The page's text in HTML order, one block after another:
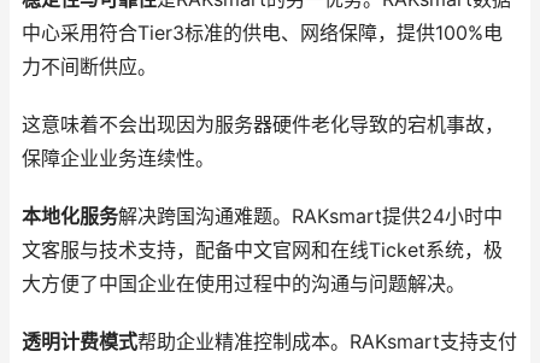
中心采用符合Tier3标准的供电、网络保障，提供100%电
力不间断供应。
这意味着不会出现因为服务器硬件老化导致的宕机事故，
保障企业业务连续性。
本地化服务解决跨国沟通难题。RAKsmart提供24小时中
文客服与技术支持，配备中文官网和在线Ticket系统，极
大方便了中国企业在使用过程中的沟通与问题解决。
透明计费模式帮助企业精准控制成本。RAKsmart支持支付